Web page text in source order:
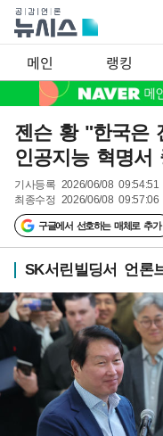
메인 랭킹
젠슨 황 "한국은
인공지능 혁명서
기사등록 2026/06/08 09:54:51
최종수정 2026/06/08 09:57:06
구글에서 선호하는 매체로 추가
SK서린빌딩서 언론